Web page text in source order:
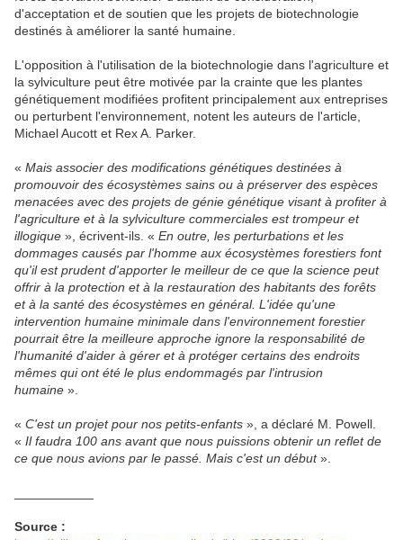
d'acceptation et de soutien que les projets de biotechnologie
destinés à améliorer la santé humaine.
L'opposition à l'utilisation de la biotechnologie dans l'agriculture et
la sylviculture peut être motivée par la crainte que les plantes
génétiquement modifiées profitent principalement aux entreprises
ou perturbent l'environnement, notent les auteurs de l'article,
Michael Aucott et Rex A. Parker.
« Mais associer des modifications génétiques destinées à
promouvoir des écosystèmes sains ou à préserver des espèces
menacées avec des projets de génie génétique visant à profiter à
l'agriculture et à la sylviculture commerciales est trompeur et
illogique », écrivent-ils. « En outre, les perturbations et les
dommages causés par l'homme aux écosystèmes forestiers font
qu'il est prudent d'apporter le meilleur de ce que la science peut
offrir à la protection et à la restauration des habitants des forêts
et à la santé des écosystèmes en général. L'idée qu'une
intervention humaine minimale dans l'environnement forestier
pourrait être la meilleure approche ignore la responsabilité de
l'humanité d'aider à gérer et à protéger certains des endroits
mêmes qui ont été le plus endommagés par l'intrusion
humaine ».
« C'est un projet pour nos petits-enfants », a déclaré M. Powell.
« Il faudra 100 ans avant que nous puissions obtenir un reflet de
ce que nous avions par le passé. Mais c'est un début».
Source :